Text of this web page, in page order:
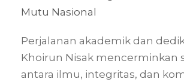
Mutu Nasional
Perjalanan akademik dan
Khoirun Nisak mencerminkan
antara ilmu, integritas, dan